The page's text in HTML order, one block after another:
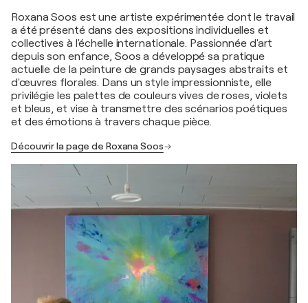
Roxana Soos est une artiste expérimentée dont le travail
a été présenté dans des expositions individuelles et
collectives à l'échelle internationale. Passionnée d'art
depuis son enfance, Soos a développé sa pratique
actuelle de la peinture de grands paysages abstraits et
d'œuvres florales. Dans un style impressionniste, elle
privilégie les palettes de couleurs vives de roses, violets
et bleus, et vise à transmettre des scénarios poétiques
et des émotions à travers chaque pièce.
Découvrir la page de Roxana Soos